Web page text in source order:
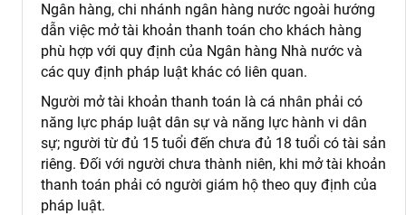
Ngân hàng, chi nhánh ngân hàng nước ngoài hướng
dẫn việc mở tài khoản thanh toán cho khách hàng
phù hợp với quy định của Ngân hàng Nhà nước và
các quy định pháp luật khác có liên quan.
Người mở tài khoản thanh toán là cá nhân phải có
năng lực pháp luật dân sự và năng lực hành vi dân
sự; người từ đủ 15 tuổi đến chưa đủ 18 tuổi có tài sản
riêng. Đối với người chưa thành niên, khi mở tài khoản
thanh toán phải có người giám hộ theo quy định của
pháp luật.